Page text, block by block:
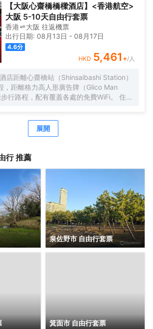
服務、複印服務以及行李寄存服務。酒店
內配備衞星平面電視、冰箱、電熱水壺等
間給您一絲驚喜。下榻酒店，您還可以徜
身心，享受的服務。 酒店一流的設施和高
享受貴族般的待遇和尊榮，您的大阪之行
酒店從2015年9月起開始分時段提供免費
伊丹機場巴士停車站→大阪city air樞紐站
/近鐵Namba的路線每天運行，只提供送機
【大阪心齋橋橋樑酒店】<香港航空>
大阪 5-10天自由行套票
香港 大阪 往返機票
出行日期: 08月13日 - 08月17日
4.6分
HKD 5,461 +/人
店距離心齋橋站（Shinsaibashi Station）
，距離格力高人形廣告牌（Glico Man
路程，配有覆蓋各處的免費WiFi。 住此
、瓶裝水和吹風機的私人浴室，酒店為住
酒店提供24小時前台。酒店前台提供免費
之間供應免費日式拉麪和含酒精飲料的飲
，給您旅途帶來便捷和舒適。
展開
行 推薦
泉佐野市 自由行套票
箕面市 自由行套票